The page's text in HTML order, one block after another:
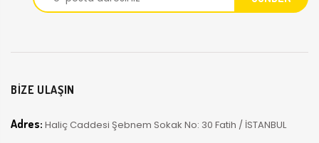
BİZE ULAŞIN
Adres: Haliç Caddesi Şebnem Sokak No: 30 Fatih / İSTANBUL